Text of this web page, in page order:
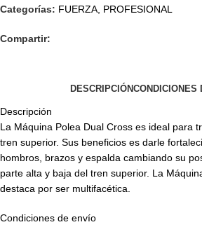
Categorías: FUERZA PROFESIONAL
Compartir:
DESCRIPCIÓNCONDICIONES
Descripción
La Máquina Polea Dual Cross es ideal para
tren superior. Sus beneficios es darle
hombros, brazos y espalda cambiando su
parte alta y baja del tren superior. La
destaca por ser multifacética.
Condiciones de envío